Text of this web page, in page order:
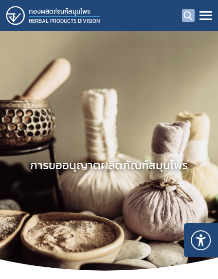
กองผลิตภัณฑ์สมุนไพร
HERBAL PRODUCTS DIVISION
การขออนุญาตผลิตภัณฑ์สมุนไพร